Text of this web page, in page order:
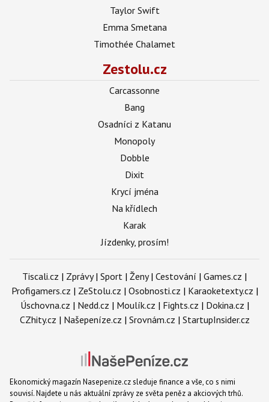
Taylor Swift
Emma Smetana
Timothée Chalamet
Zestolu.cz
Carcassonne
Bang
Osadníci z Katanu
Monopoly
Dobble
Dixit
Krycí jména
Na křídlech
Karak
Jízdenky, prosím!
Tiscali.cz | Zprávy| Sport | Ženy| Cestování | Games.cz |
Profigamers.cz | ZeStolu.cz | Osobnosti.cz | Karaoketexty.cz |
Úschovna.cz | Nedd.cz | Moulík.cz | Fights.cz | Dokina.cz |
CZhity.cz | Našepeníze.cz | Srovnám.cz | StartupInsider.cz
Ekonomický magazín Nasepenize.cz sleduje finance a vše, co s nimi
souvisí. Najdete u nás aktuální zprávy ze světa peněz a akciových trhů.